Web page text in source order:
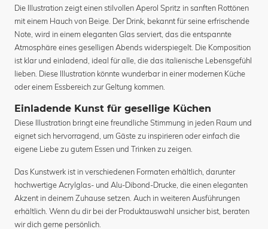
Die Illustration zeigt einen stilvollen Aperol Spritz in sanften Rottönen
mit einem Hauch von Beige. Der Drink, bekannt für seine erfrischende
Note, wird in einem eleganten Glas serviert, das die entspannte
Atmosphäre eines geselligen Abends widerspiegelt. Die Komposition
ist klar und einladend, ideal für alle, die das italienische Lebensgefühl
lieben. Diese Illustration könnte wunderbar in einer modernen Küche
oder einem Essbereich zur Geltung kommen.
Einladende Kunst für gesellige Küchen
Diese Illustration bringt eine freundliche Stimmung in jeden Raum und
eignet sich hervorragend, um Gäste zu inspirieren oder einfach die
eigene Liebe zu gutem Essen und Trinken zu zeigen.
Das Kunstwerk ist in verschiedenen Formaten erhältlich, darunter
hochwertige Acrylglas- und Alu-Dibond-Drucke, die einen eleganten
Akzent in deinem Zuhause setzen. Auch in weiteren Ausführungen
erhältlich. Wenn du dir bei der Produktauswahl unsicher bist, beraten
wir dich gerne persönlich.